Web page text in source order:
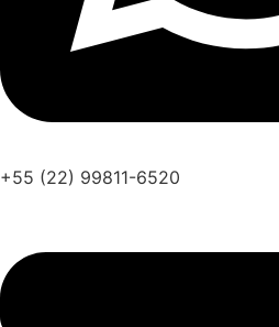
+55 (22) 99811-6520